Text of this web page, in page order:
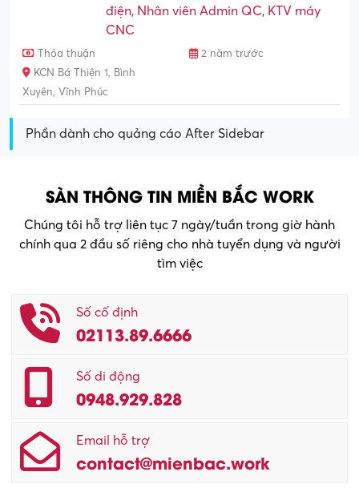
điện, Nhân viên Admin QC, KTV máy
CNC
Thỏa thuận
2 năm trước
KCN Bá Thiện 1, Bình
Xuyên, Vĩnh Phúc
Phần dành cho quảng cáo After Sidebar
SÀN THÔNG TIN MIỀN BẮC WORK
Chúng tôi hỗ trợ liên tục 7 ngày/tuần trong giờ hành
chính qua 2 đầu số riêng cho nhà tuyển dụng và người
tìm việc
Số cố định
02113.89.6666
Số di động
0948.929.828
Email hỗ trợ
contact@mienbac.work